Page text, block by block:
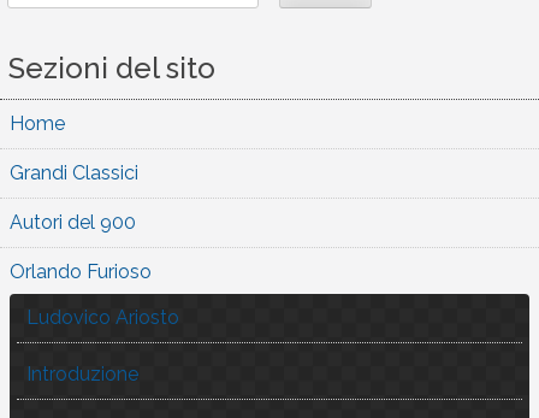
Sezioni del sito
Home
Grandi Classici
Autori del 900
Orlando Furioso
Ludovico Ariosto
Introduzione